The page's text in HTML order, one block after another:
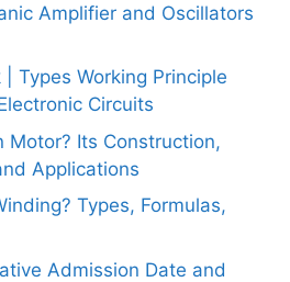
Amplifier and Oscillators
Types Working Principle
Circuits
Motor? Its Construction,
Applications
Types, Formulas,
Admission Date and